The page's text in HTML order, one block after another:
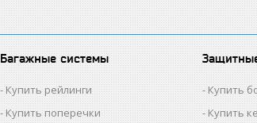
Багажные системы
Купить рейлинги
Купить поперечки
Купить
Купить